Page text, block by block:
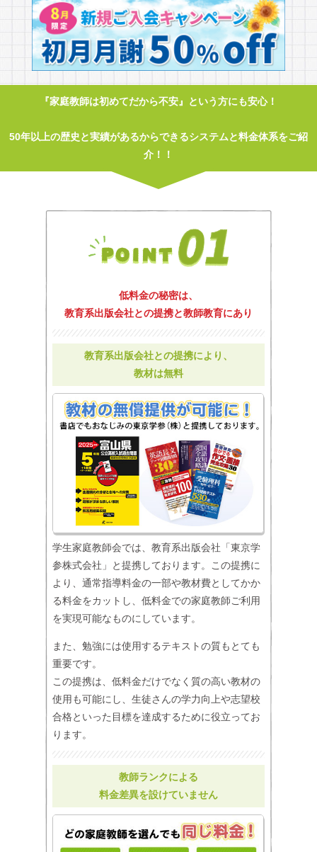
『家庭教師は初めてだから不安』という方にも安心！
50年以上の歴史と実績があるからできるシステムと料金体系をご紹
介！！
低料金の秘密は、
教育系出版会社との提携と教師教育にあり
教育系出版会社との提携により、
教材は無料
学生家庭教師会では、教育系出版会社「東京学
参株式会社」と提携しております。この提携に
より、通常指導料金の一部や教材費としてかか
る料金をカットし、低料金での家庭教師ご利用
を実現可能なものにしています。
また、勉強には使用するテキストの質もとても
重要です。
この提携は、低料金だけでなく質の高い教材の
使用も可能にし、生徒さんの学力向上や志望校
合格といった目標を達成するために役立ってお
ります。
教師ランクによる
料金差異を設けていません